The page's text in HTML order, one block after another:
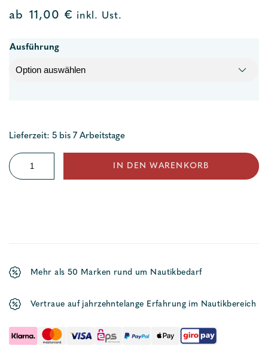
ab 11,00 € inkl. Ust.
Ausführung
Lieferzeit: 5 bis 7 Arbeitstage
Benzinanschluss
Tohatsu
IN DEN WARENKORB
Mehr als 50 Marken rund um Nautikbedarf
Vertraue auf jahrzehntelange Erfahrung im Nautikbereich